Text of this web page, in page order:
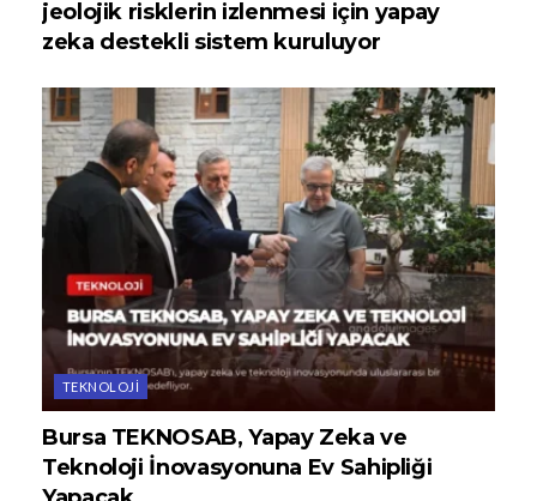
jeolojik risklerin izlenmesi için yapay
zeka destekli sistem kuruluyor
TEKNOLOJI
Bursa TEKNOSAB, Yapay Zeka ve
Teknoloji İnovasyonuna Ev Sahipliği